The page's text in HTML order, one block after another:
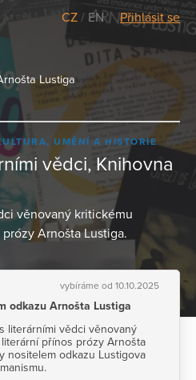
CZ / EN Přihlásit se
Lustiga
UMĚNÍ A HISTORIE
vědci, Knihovna
věnovaný kritickému
Arnošta Lustiga.
vybíráme od 10.10.2025
odkazu Arnošta Lustiga
literárními vědci věnovaný
přínos prózy Arnošta
nositelem odkazu Lustigova